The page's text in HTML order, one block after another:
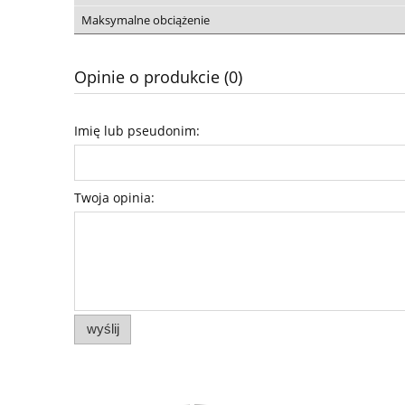
Maksymalne obciążenie
Opinie o produkcie (0)
Imię lub pseudonim:
Twoja opinia:
wyślij